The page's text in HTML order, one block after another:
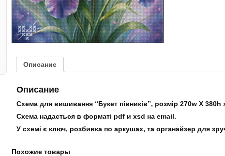
Описание
Описание
Схема для вишивання “Букет півників”, розмір 270w X 380h
Схема надається в форматі pdf и xsd на email.
У схемі є ключ, розбивка по аркушах, та органайзер для
Похожие товары